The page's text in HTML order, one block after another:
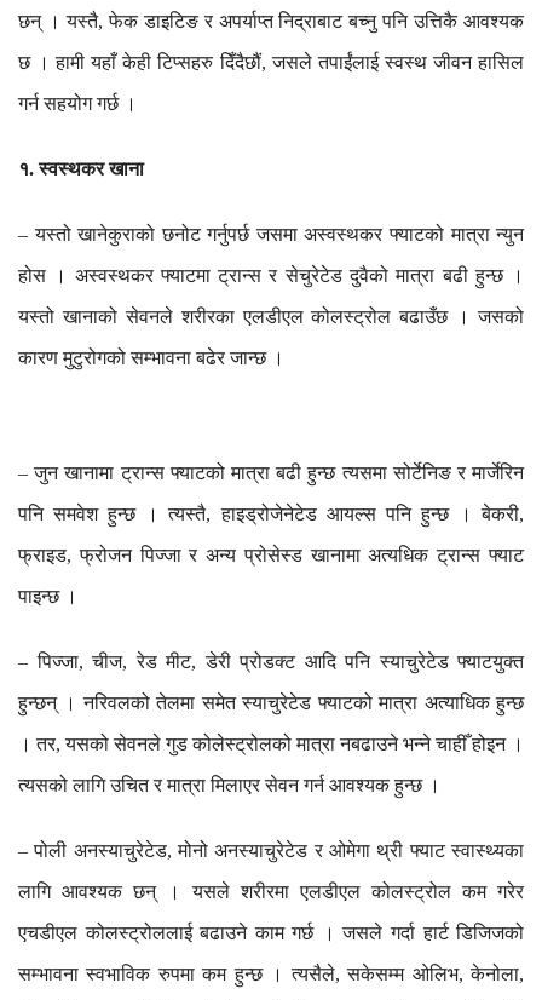
छन् । यस्तै,फेक डाइटिङ र अपर्याप्त निद्राबाट बच्नु पनि उत्तिकै आवश्यक
छ । हामी यहाँ केही टिप्सहरु दिँदैछौं,जसले तपाईंलाई स्वस्थ जीवन हासिल
गर्नसहयोगगर्छ ।
१.स्वस्थकरखाना
–यस्तो खानेकुराको छनोट गर्नुपर्छ जसमा अस्वस्थकर फ्याटको मात्रा न्युन
होस । अस्वस्थकर फ्याटमा ट्रान्स र सेचुरेटेड दुवैको मात्रा बढी हुन्छ ।
यस्तो खानाको सेवनले शरीरका एलडीएल कोलस्ट्रोल बढाउँछ । जसको
कारणमुटुरोगकोसम्भावनाबढेरजान्छ ।
–जुन खानामा ट्रान्स फ्याटको मात्रा बढी हुन्छ त्यसमा सोर्टेनिङ र मार्जेरिन
पनि समवेश हुन्छ । त्यस्तै,हाइड्रोजेनेटेड आयल्स पनि हुन्छ । बेकरी,
फ्राइड,फ्रोजन पिज्जा र अन्य प्रोसेस्ड खानामा अत्यधिक ट्रान्स फ्याट
पाइन्छ ।
–पिज्जा,चीज,रेड मीट,डेरी प्रोडक्ट आदि पनि स्याचुरेटेड फ्याटयुक्त
हुन्छन् । नरिवलको तेलमा समेत स्याचुरेटेड फ्याटको मात्रा अत्याधिक हुन्छ
। तर,यसकोसेवनलेगुडकोलेस्ट्रोलकोमात्रानबढाउनेभन्नेचाहीँहोइन ।
त्यसकोलागिउचितरमात्रामिलाएरसेवनगर्नआवश्यकहुन्छ ।
–पोली अनस्याचुरेटेड,मोनो अनस्याचुरेटेड र ओमेगा थ्री फ्याट स्वास्थ्यका
लागि आवश्यक छन् । यसले शरीरमा एलडीएल कोलस्ट्रोल कम गरेर
एचडीएल कोलस्ट्रोललाई बढाउने काम गर्छ । जसले गर्दा हार्ट डिजिजको
सम्भावना स्वभाविक रुपमा कम हुन्छ । त्यसैले,सकेसम्म ओलिभ,केनोला,